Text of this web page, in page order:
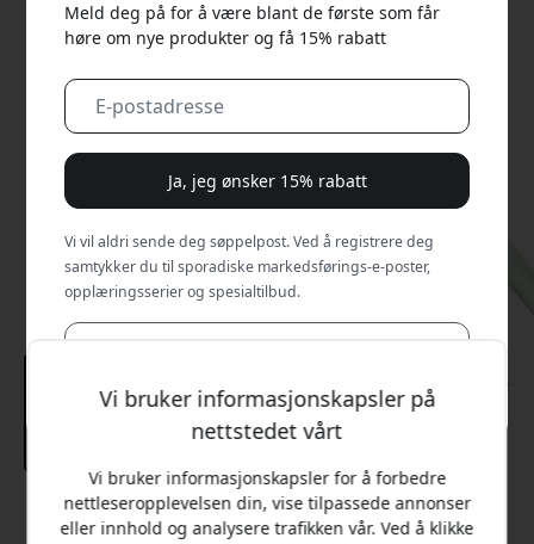
Anbefalt pris
Vi bruker informasjonskapsler på
nettstedet vårt
Vi bruker informasjonskapsler for å forbedre
nettleseropplevelsen din, vise tilpassede annonser
eller innhold og analysere trafikken vår. Ved å klikke
Meld deg på for å være blant de første som får
høre om nye produkter og få 15% rabatt
Ja, jeg ønsker 15% rabatt
Vi vil aldri sende deg søppelpost. Ved å registrere deg
samtykker du til sporadiske markedsførings-e-poster,
opplæringsserier og spesialtilbud.